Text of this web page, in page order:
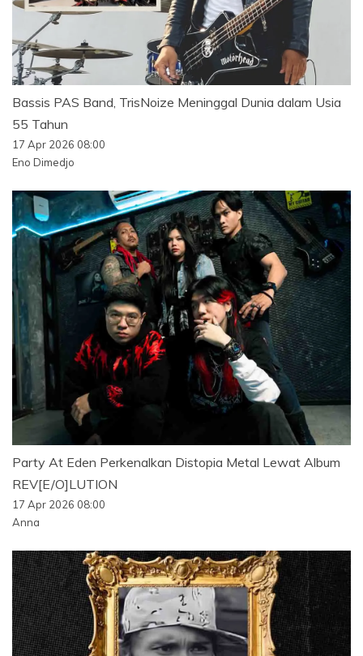
Bassis PAS Band, TrisNoize Meninggal Dunia dalam Usia
55 Tahun
17 Apr 2026 08:00
Eno Dimedjo
Party At Eden Perkenalkan Distopia Metal Lewat Album
REV[E/O]LUTION
17 Apr 2026 08:00
Anna